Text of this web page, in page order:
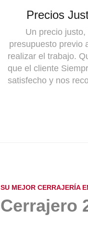
Precios
Un precio justo,
presupuesto previo
realizar el trabajo.
que el cliente
satisfecho y nos
SU MEJOR CERRAJERÍA
Cerrajero